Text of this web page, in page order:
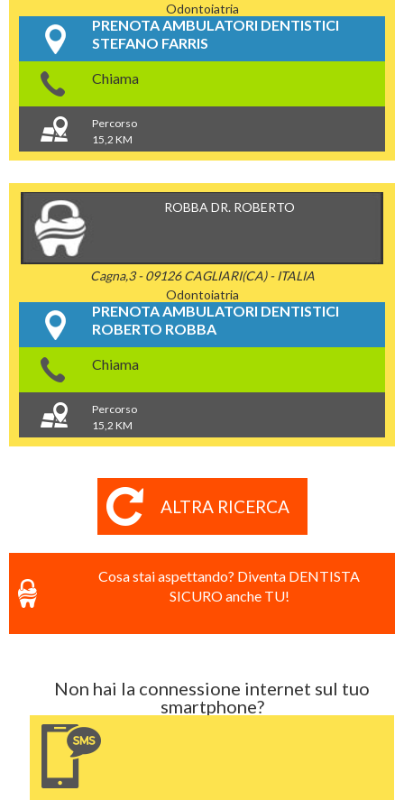
Odontoiatria
PRENOTA AMBULATORI DENTISTICI
STEFANO FARRIS
Chiama
Percorso
15,2 KM
ROBBA DR. ROBERTO
Cagna,3 - 09126 CAGLIARI(CA) - ITALIA
Odontoiatria
PRENOTA AMBULATORI DENTISTICI
ROBERTO ROBBA
Chiama
Percorso
15,2 KM
ALTRA RICERCA
Cosa stai aspettando? Diventa DENTISTA
SICURO anche TU!
Non hai la connessione internet sul tuo
smartphone?